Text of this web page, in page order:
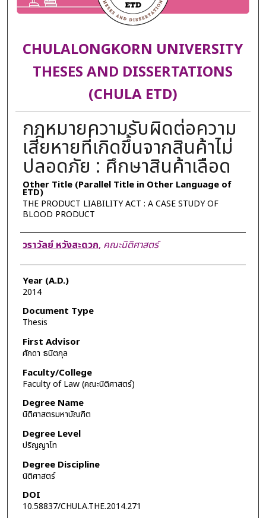
CHULALONGKORN UNIVERSITY
THESES AND DISSERTATIONS
(CHULA ETD)
กฎหมายความรับผิดต่อความ
เสียหายที่เกิดขึ้นจากสินค้าไม่
ปลอดภัย : ศึกษาสินค้าเลือด
Other Title (Parallel Title in Other Language of
ETD)
THE PRODUCT LIABILITY ACT : A CASE STUDY OF
BLOOD PRODUCT
Author
วราวัลย์ หวังสะดวก, คณะนิติศาสตร์
Year (A.D.)
2014
Document Type
Thesis
First Advisor
ศักดา ธนิตกุล
Faculty/College
Faculty of Law (คณะนิติศาสตร์)
Degree Name
นิติศาสตรมหาบัณฑิต
Degree Level
ปริญญาโท
Degree Discipline
นิติศาสตร์
DOI
10.58837/CHULA.THE.2014.271